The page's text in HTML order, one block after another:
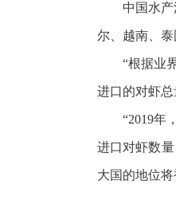
中国水
尔、越南、
“根据业
进口的对虾
“2019年
进口对虾数
大国的地位